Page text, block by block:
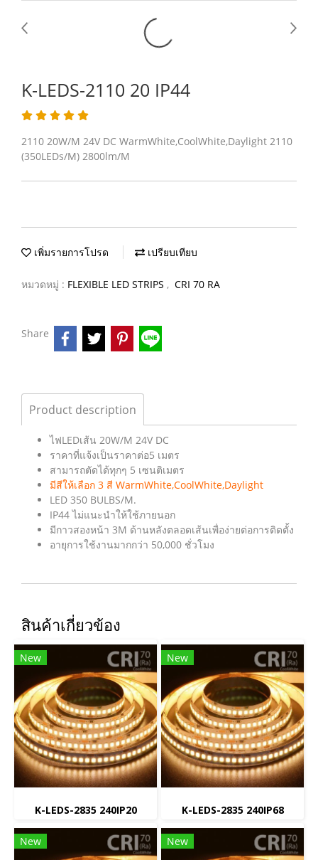
K-LEDS-2110 20 IP44
2110 20W/M 24V DC WarmWhite,CoolWhite,Daylight 2110
(350LEDs/M) 2800lm/M
เพิ่มรายการโปรด เปรียบเทียบ
หมวดหมู่ : FLEXIBLE LED STRIPS , CRI 70 RA
Share
Product description
ไฟLEDเส้น 20W/M 24V DC
ราคาที่แจ้งเป็นราคาต่อ5 เมตร
สามารถตัดได้ทุกๆ 5 เซนติเมตร
มีสีให้เลือก 3 สี WarmWhite,CoolWhite,Daylight
LED 350 BULBS/M.
IP44 ไม่แนะนำให้ใช้ภายนอก
มีกาวสองหน้า 3M ด้านหลังตลอดเส้นเพื่อง่ายต่อการติดตั้ง
อายุการใช้งานมากกว่า 50,000 ชั่วโมง
สินค้าเกี่ยวข้อง
New
K-LEDS-2835 240IP20
New
K-LEDS-2835 240IP68
New New